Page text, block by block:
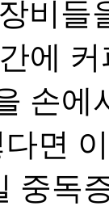
비
에
손에
면
중독